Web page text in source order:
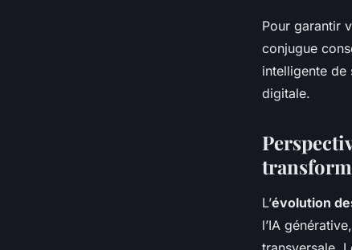
Pour garantir
conjugue
intelligente
digitale.
L’évolution
l’IA